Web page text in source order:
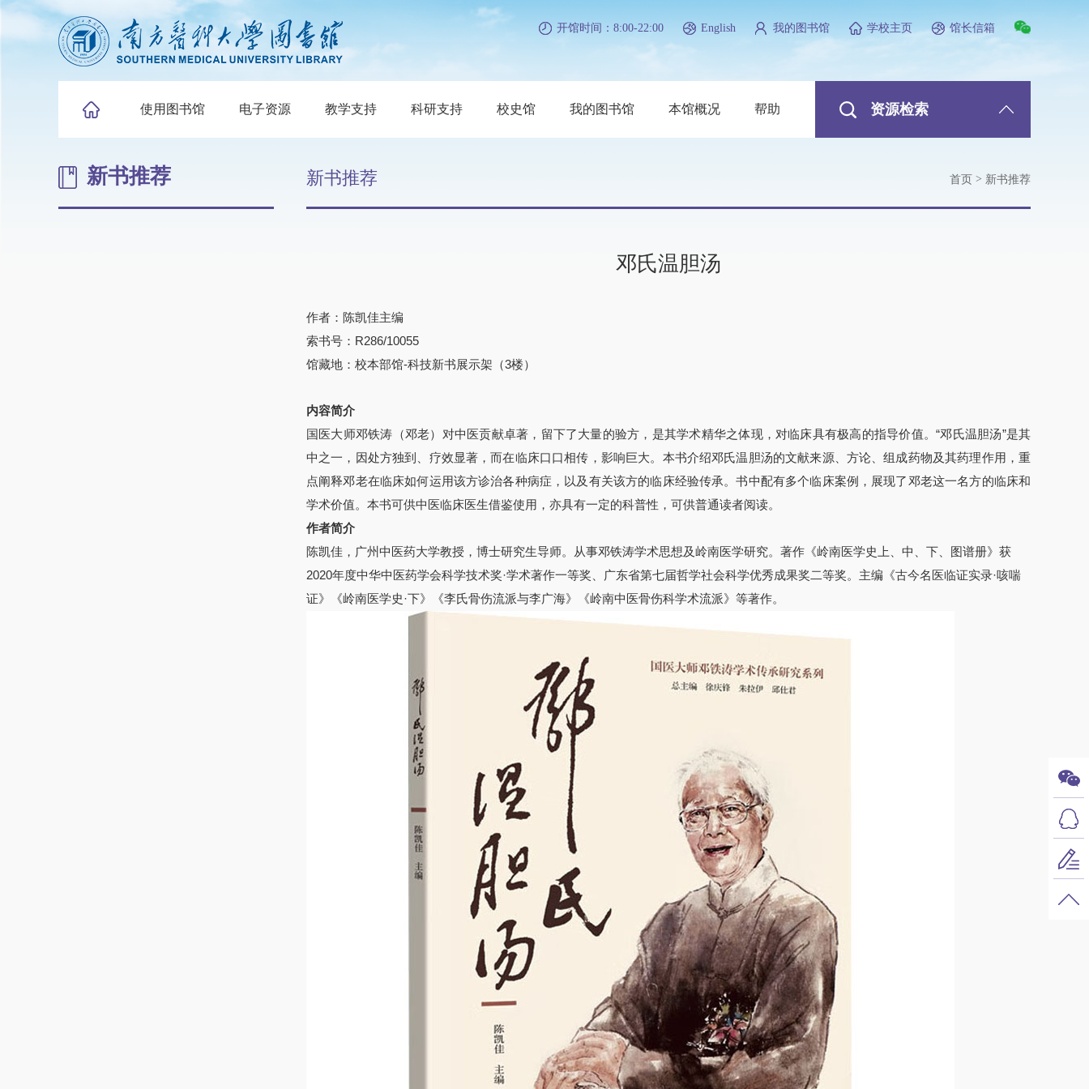
开馆时间：8:00-22:00 English 我的图书馆 学校主页 馆长信箱
资源检索
使用图书馆 电子资源 教学支持 科研支持 校史馆 我的图书馆 本馆概况 帮助
新书推荐 新书推荐 首页 > 新书推荐
邓氏温胆汤
作者：陈凯佳主编
索书号：R286/10055
馆藏地：校本部馆-科技新书展示架（3楼）
内容简介
国医大师邓铁涛（邓老）对中医贡献卓著，留下了大量的验方，是其学术精华之体现，对临床具有极高的指导价值。“邓氏温胆汤”是其
中之一，因处方独到、疗效显著，而在临床口口相传，影响巨大。本书介绍邓氏温胆汤的文献来源、方论、组成药物及其药理作用，重
点阐释邓老在临床如何运用该方诊治各种病症，以及有关该方的临床经验传承。书中配有多个临床案例，展现了邓老这一名方的临床和
学术价值。本书可供中医临床医生借鉴使用，亦具有一定的科普性，可供普通读者阅读。
作者简介
陈凯佳，广州中医药大学教授，博士研究生导师。从事邓铁涛学术思想及岭南医学研究。著作《岭南医学史上、中、下、图谱册》获
2020年度中华中医药学会科学技术奖·学术著作一等奖、广东省第七届哲学社会科学优秀成果奖二等奖。主编《古今名医临证实录·咳喘
证》《岭南医学史·下》《李氏骨伤流派与李广海》《岭南中医骨伤科学术流派》等著作。